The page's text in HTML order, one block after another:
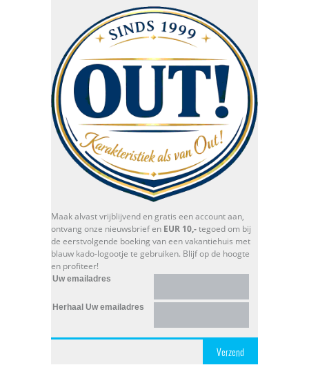
Maak alvast vrijblijvend en gratis een account aan,
ontvang onze nieuwsbrief en EUR 10,-tegoed om bij
de eerstvolgende boeking van een vakantiehuis met
blauw kado-logootje te gebruiken. Blijf op de hoogte
en profiteer!
Uw emailadres
Herhaal Uw emailadres
Verzend